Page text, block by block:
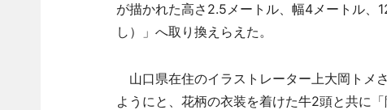
が描かれた高さ2.5メートル、幅4メートル、
し）」へ取り換えらえた。
山口県在住のイラストレーター上大岡トメ
ようにと、花柄の衣装を着けた牛2頭と共に